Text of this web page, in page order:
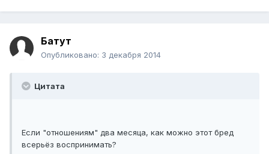
Батут
Опубликовано: 3 декабря 2014
Цитата
Если "отношениям" два месяца, как можно этот бред
всерьёз воспринимать?